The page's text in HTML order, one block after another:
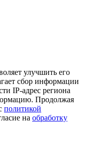
улучшить его
сбор информации
IP-адрес региона
Продолжая
политикой
на обработку